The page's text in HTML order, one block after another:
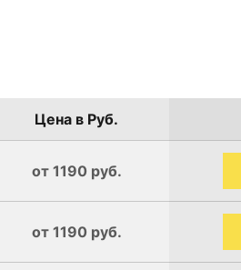
Цена в Руб.
от 1190 руб.
от 1190 руб.